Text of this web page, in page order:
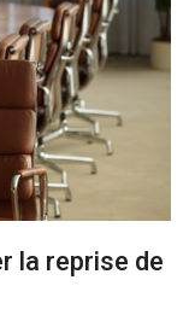
la reprise de